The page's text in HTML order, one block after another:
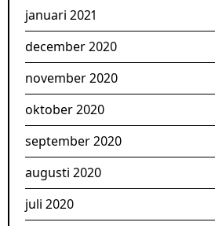
januari 2021
december 2020
november 2020
oktober 2020
september 2020
augusti 2020
juli 2020